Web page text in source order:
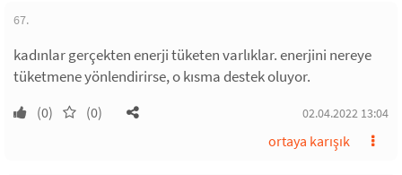
67.
kadınlar gerçekten enerji tüketen varlıklar. enerjini nereye
tüketmene yönlendirirse, o kısma destek oluyor.
(0) (0) 02.04.2022 13:04
ortaya karışık